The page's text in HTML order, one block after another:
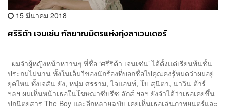
15 มีนาคม 2018
ศรีริต้า เจนเซ่น กัลยาณมิตรแห่งทุ่งลาเวนเดอร์
ผมจำผู้หญิงหน้าหวานๆ ที่ชื่อ ‘ศรีริต้า เจนเซ่น’ ได้ตั้งแต่เรียนพ้นชั้น
ประถมไม่นาน ทั้งในเอ็มวีของนักร้องที่บอกชื่อไปคุณคงรู้หมดว่าผมอยู่
ยุคไหน ทั้งเจสัน ยัง, หนุ่ม ศรราม, ไจแอนท์, โบ สุนิตา, นาวิน ต้าร์
ฯลฯ ผมเห็นหน้าเธอในโฆษณาซีบรีซ ลักส์ ฯลฯ ยังจำได้ว่าเธอเคยขึ้น
ปกนิตยสาร The Boy และอีกหลายฉบับ เคยเห็นเธอเล่นภาพยนตร์และ